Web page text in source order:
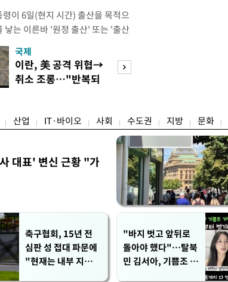
이 6일(현지 시간) 출산을 목적으
낳는 이른바 '원정 출산' 또는 '출산
다. 트럼프 대통령은 이날 백악관
을 포함해 출생시민권을 제한하기
서명했다. 행정명령은 ▲미국 영토
국인이 비이민 비자를 통해
국제
이란, 美 공격 위협→
취소 조롱…"반복되
산업 IT·바이오 사회 수도권 지방 문화
대표' 변신 근황 "가
축구협회, 15년 전
심판 성 접대 파문에
"현재는 내부 지침
"바지 벗고 앞뒤로
돌아야 했다"…탈북
민 김서아, 기쁨조 검